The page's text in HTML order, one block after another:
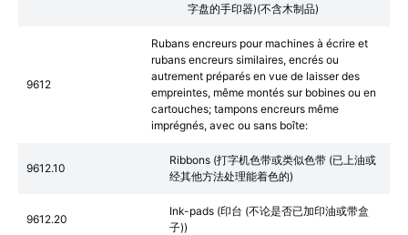
字盘的手印器)(不含木制品)
9612
Rubans encreurs pour machines à écrire et
rubans encreurs similaires, encrés ou
autrement préparés en vue de laisser des
empreintes, même montés sur bobines ou en
cartouches; tampons encreurs même
imprégnés, avec ou sans boîte:
9612.10
Ribbons (打字机色带或类似色带 (已上油或
经其他方法处理能着色的)
9612.20
Ink-pads (印台 (不论是否已加印油或带盒
子))